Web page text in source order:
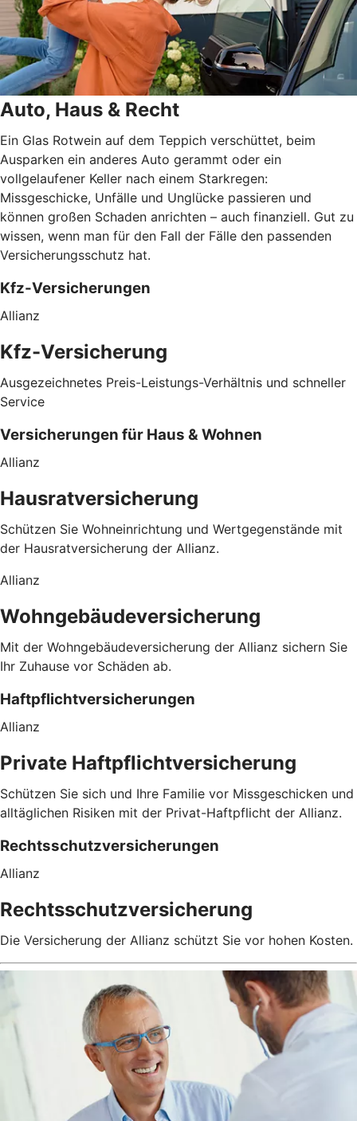
Auto, Haus & Recht
Ein Glas Rotwein auf dem Teppich verschüttet, beim
Ausparken ein anderes Auto gerammt oder ein
vollgelaufener Keller nach einem Starkregen:
Missgeschicke, Unfälle und Unglücke passieren und
können großen Schaden anrichten – auch finanziell. Gut zu
wissen, wenn man für den Fall der Fälle den passenden
Versicherungsschutz hat.
Kfz-Versicherungen
Allianz
Kfz-Versicherung
Ausgezeichnetes Preis-Leistungs-Verhältnis und schneller
Service
Versicherungen für Haus & Wohnen
Allianz
Hausratversicherung
Schützen Sie Wohneinrichtung und Wertgegenstände mit
der Hausratversicherung der Allianz.
Allianz
Wohngebäudeversicherung
Mit der Wohngebäudeversicherung der Allianz sichern Sie
Ihr Zuhause vor Schäden ab.
Haftpflichtversicherungen
Allianz
Private Haftpflichtversicherung
Schützen Sie sich und Ihre Familie vor Missgeschicken und
alltäglichen Risiken mit der Privat-Haftpflicht der Allianz.
Rechtsschutzversicherungen
Allianz
Rechtsschutzversicherung
Die Versicherung der Allianz schützt Sie vor hohen Kosten.